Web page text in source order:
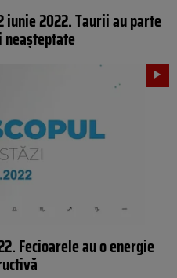
iunie 2022. Taurii au parte
neașteptate
Fecioarele au o energie